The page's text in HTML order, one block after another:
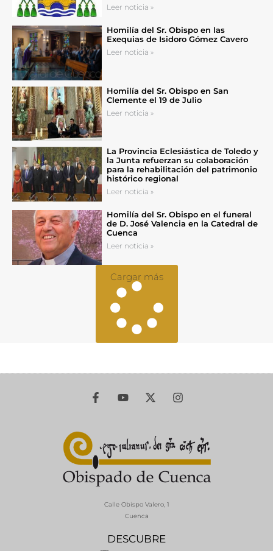
Leer noticia »
Homilía del Sr. Obispo en las
Exequias de Isidoro Gómez Cavero
Leer noticia »
Homilía del Sr. Obispo en San
Clemente el 19 de Julio
Leer noticia »
La Provincia Eclesiástica de Toledo y
la Junta refuerzan su colaboración
para la rehabilitación del patrimonio
histórico regional
Leer noticia »
Homilía del Sr. Obispo en el funeral
de D. José Valencia en la Catedral de
Cuenca
Leer noticia »
Cargar más
DESCUBRE
Calle Obispo Valero, 1
Cuenca